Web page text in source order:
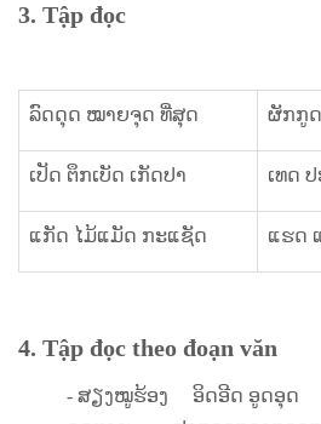
3. Tập đọc
ລົດດຸດ ໝາຍຈຸດ ທີ່ສຸດ ຜັກກູ
ເປັດ ຕຶກເບັດ ເກັດປາ ເທດ
ແກັດ ໄມ້ແມັດ ກະແຊັດ ແຮດ
4. Tập đọc theo đoạn văn
- ສຽງໝູຮ້ອງ ອິດອີດ ອູດອຸດ